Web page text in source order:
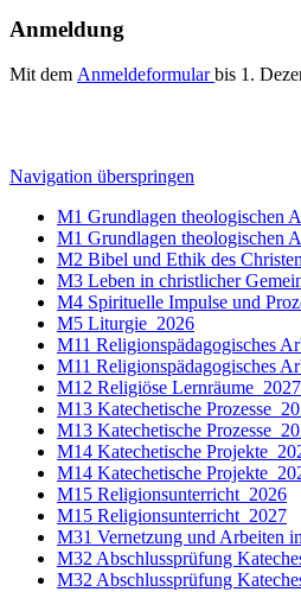
Anmeldung
Mit dem Anmeldeformularbis 1.
Navigation überspringen
M1 Grundlagen theologischen
M1 Grundlagen theologischen
M2 Bibel und Ethik des
M3 Leben in christlicher
M4 Spirituelle Impulse und
M5 Liturgie_2026
M11 Religionspädagogisches
M11 Religionspädagogisches
M12 Religiöse Lernräume_2027
M13 Katechetische
M13 Katechetische
M14 Katechetische
M14 Katechetische
M15 Religionsunterricht_2026
M15 Religionsunterricht_2027
M31 Vernetzung und Arbeiten
M32 Abschlussprüfung
M32 Abschlussprüfung